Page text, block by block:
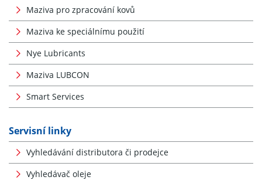
Maziva pro zpracování kovů
Maziva ke speciálnímu použití
Nye Lubricants
Maziva LUBCON
Smart Services
Servisní linky
Vyhledávání distributora či prodejce
Vyhledávač oleje